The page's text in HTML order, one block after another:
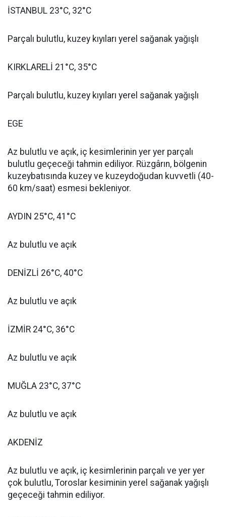
İSTANBUL 23°C, 32°C
Parçalı bulutlu, kuzey kıyıları yerel sağanak yağışlı
KIRKLARELİ 21°C, 35°C
Parçalı bulutlu, kuzey kıyıları yerel sağanak yağışlı
EGE
Az bulutlu ve açık, iç kesimlerinin yer yer parçalı
bulutlu geçeceği tahmin ediliyor. Rüzgârın, bölgenin
kuzeybatısında kuzey ve kuzeydoğudan kuvvetli (40-
60 km/saat) esmesi bekleniyor.
AYDIN 25°C, 41°C
Az bulutlu ve açık
DENİZLİ 26°C, 40°C
Az bulutlu ve açık
İZMİR 24°C, 36°C
Az bulutlu ve açık
MUĞLA 23°C, 37°C
Az bulutlu ve açık
AKDENİZ
Az bulutlu ve açık, iç kesimlerinin parçalı ve yer yer
çok bulutlu, Toroslar kesiminin yerel sağanak yağışlı
geçeceği tahmin ediliyor.